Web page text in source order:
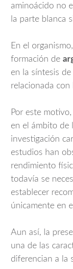
aminoácido no
la parte blanca
En el
formación de
en la síntesis
relacionada
Por este
en el ámbito de
investigación
estudios han
rendimiento
todavía se
establecer
únicamente en
Aun así, la
una de las
diferencian a la